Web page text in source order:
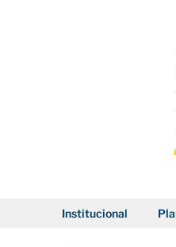
Institucional